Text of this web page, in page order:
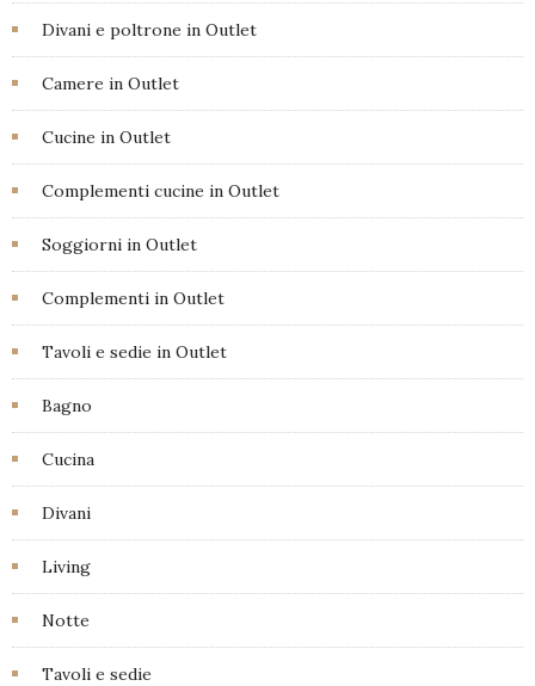
Divani e poltrone in Outlet
Camere in Outlet
Cucine in Outlet
Complementi cucine in Outlet
Soggiorni in Outlet
Complementi in Outlet
Tavoli e sedie in Outlet
Bagno
Cucina
Divani
Living
Notte
Tavoli e sedie